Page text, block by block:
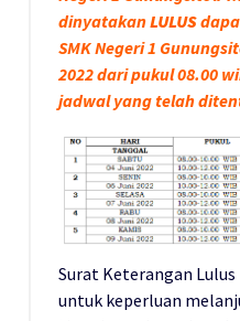
dinyatakanLULUS
SMK Negeri 1
2022 dari pukul 08.00
jadwal yang telah
Surat Keterangan
untuk keperluan